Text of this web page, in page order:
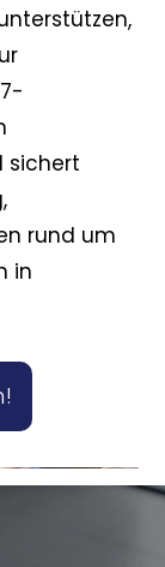
sichert
rund um
in